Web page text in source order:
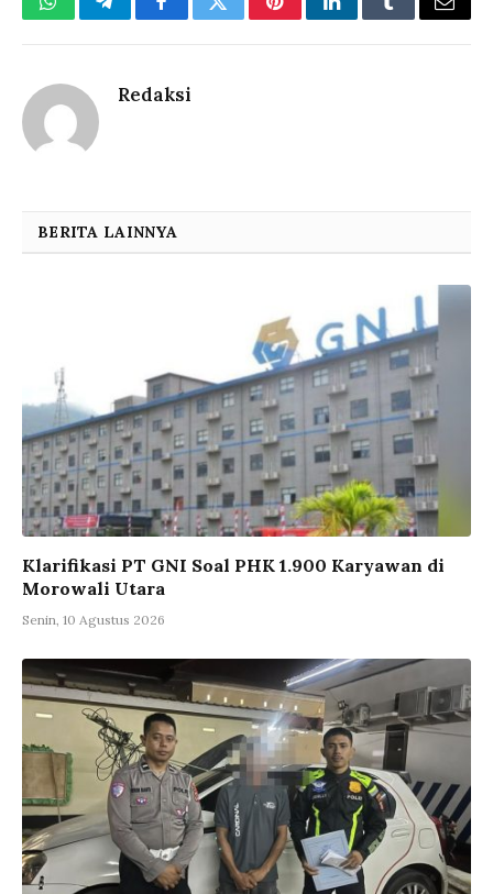
WhatsAppTelegramFacebookTwitterPinterestLinkedInTumblrEmail
Redaksi
BERITA LAINNYA
Klarifikasi PT GNI Soal PHK 1.900 Karyawan di
Morowali Utara
Senin, 10 Agustus 2026